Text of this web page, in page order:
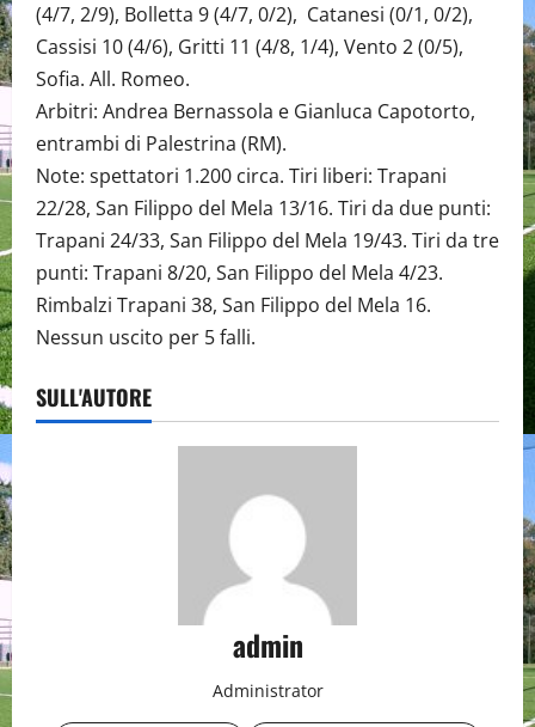
(4/7, 2/9), Bolletta 9 (4/7, 0/2), Catanesi (0/1, 0/2),
Cassisi 10 (4/6), Gritti 11 (4/8, 1/4), Vento 2 (0/5),
Sofia. All. Romeo.
Arbitri: Andrea Bernassola e Gianluca Capotorto,
entrambi di Palestrina (RM).
Note: spettatori 1.200 circa. Tiri liberi: Trapani
22/28, San Filippo del Mela 13/16. Tiri da due punti:
Trapani 24/33, San Filippo del Mela 19/43. Tiri da tre
punti: Trapani 8/20, San Filippo del Mela 4/23.
Rimbalzi Trapani 38, San Filippo del Mela 16.
Nessun uscito per 5 falli.
SULL'AUTORE
admin
Administrator